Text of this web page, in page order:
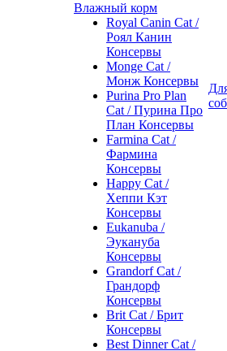
Влажный корм
Royal Canin Cat /
Роял Канин
Консервы
Monge Cat /
Монж Консервы
Purina Pro Plan
Cat / Пурина Про
План Консервы
Farmina Cat /
Фармина
Консервы
Happy Cat /
Хеппи Кэт
Консервы
Eukanuba /
Эукануба
Консервы
Grandorf Cat /
Грандорф
Консервы
Brit Cat / Брит
Консервы
Best Dinner Cat /